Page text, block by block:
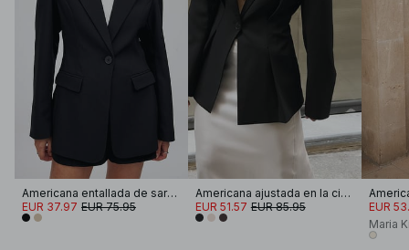
Americana entallada de sarga
EUR 37.97 EUR 75.95
Americana ajustada en la cintura
EUR 51.57 EUR 85.95
EUR
Maria